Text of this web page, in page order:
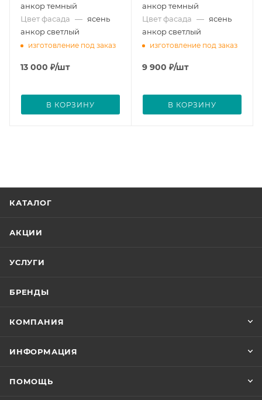
анкор темный
Цвет фасада — ясень
анкор светлый
изготовление под заказ
13 000 ₽/шт
В КОРЗИНУ
анкор темный
Цвет фасада — ясень
анкор светлый
изготовление под заказ
9 900 ₽/шт
В КОРЗИНУ
КАТАЛОГ
АКЦИИ
УСЛУГИ
БРЕНДЫ
КОМПАНИЯ
ИНФОРМАЦИЯ
ПОМОЩЬ